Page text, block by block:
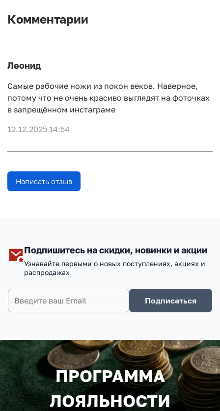
Комментарии
Леонид
Самые рабочие ножи из покон веков. Наверное,
потому что не очень красиво выглядят на фоточках
в запрещённом инстаграме
12.12.2025 14:54
Написать отзыв
Подпишитесь на скидки, новинки и акции
Узнавайте первыми о новых поступлениях, акциях и
распродажах
Подписаться
ПРОГРАММА
ЛОЯЛЬНОСТИ